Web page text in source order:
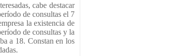
cabe destacar
de consultas el 7
la existencia de
de consultas y la
a 18. Constan en los